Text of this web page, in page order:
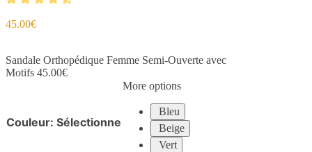
45.00€
Sandale Orthopédique Femme Semi-Ouverte avec
Motifs 45.00€
Couleur: Sélectionne
More options
Bleu
Beige
Vert